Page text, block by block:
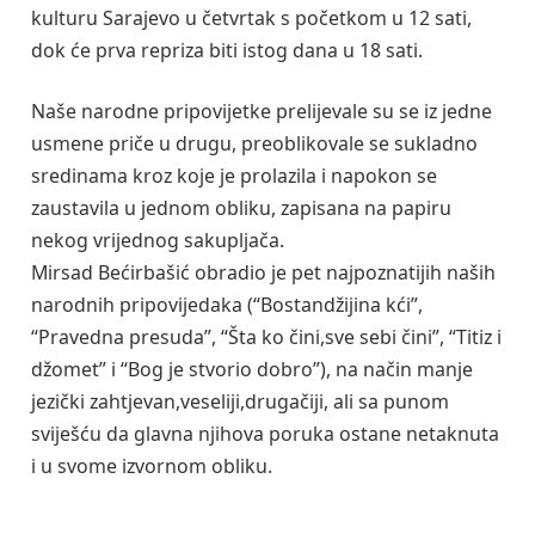
kulturu Sarajevo u četvrtak s početkom u 12 sati,
dok će prva repriza biti istog dana u 18 sati.
Naše narodne pripovijetke prelijevale su se iz jedne
usmene priče u drugu, preoblikovale se sukladno
sredinama kroz koje je prolazila i napokon se
zaustavila u jednom obliku, zapisana na papiru
nekog vrijednog sakupljača.
Mirsad Bećirbašić obradio je pet najpoznatijih naših
narodnih pripovijedaka (“Bostandžijina kći”,
“Pravedna presuda”, “Šta ko čini,sve sebi čini”, “Titiz i
džomet” i “Bog je stvorio dobro”), na način manje
jezički zahtjevan,veseliji,drugačiji, ali sa punom
sviješću da glavna njihova poruka ostane netaknuta
i u svome izvornom obliku.